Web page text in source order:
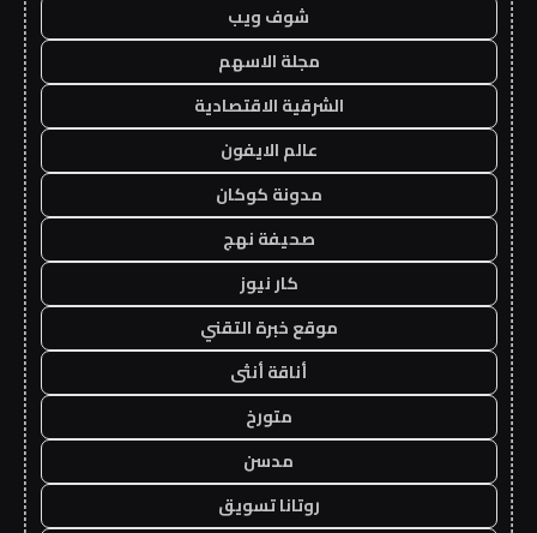
شوف ويب
مجلة الاسهم
الشرقية الاقتصادية
عالم الايفون
مدونة كوكان
صحيفة نهج
كار نيوز
موقع خبرة التقني
أناقة أنثى
متورخ
مدسن
روتانا تسويق